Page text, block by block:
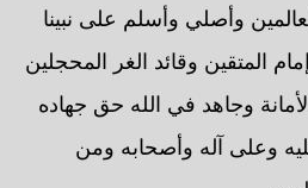
وأصلي وأسلم على نبينا
المتقين وقائد الغر المحجلين
وجاهد في الله حق جهاده
وعلى آله وأصحابه ومن